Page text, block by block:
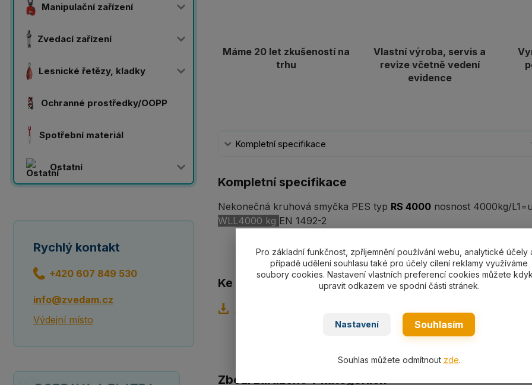
Manipulační zařízení
Zvedací zařízení
Lesnické řetězy, kladky
Ochranné prostředky/OOPP
Spotřební materiál
Ostatní
Rychlý kontakt
+420 607 849 530
info@zvedam.cz
Výdejní místo
Máme 20 let zkušeností na
trhu
Vlastní výroba, servis a
revize včetně vedení
evidence
Kompletní specifikace
Kompletní specifikace
Nekonečná kruhová smyčka PES typ RS 4000nosnost 4000kg/
WLL4000 kg EN 1492-2
Ke stažení
Zboží zařazeno v kategoriích
Pro základní funkčnost, zpříjemnění používání webu, analytické účely
případě udělení souhlasu také pro účely cílení reklamy využíváme
soubory cookies. Nastavení vlastních preferencí cookies můžete
upravit odkazem ve spodní části stránek.
Nastavení Souhlasím
Souhlas můžete odmítnout zde.